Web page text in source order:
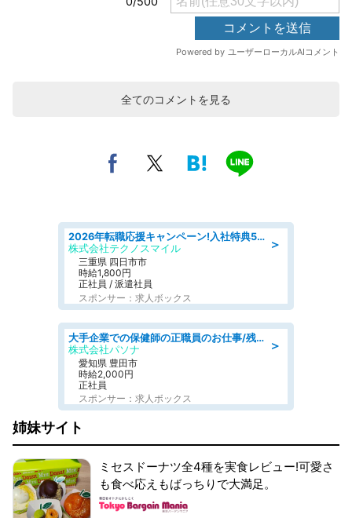
全てのコメントを見る
＞
2026年転職応援キャンペーン!入社特典58万円/デンソーで働こう!自動車工場で小型部品の検査業務 denso aichi
株式会社テクノスマイル
三重県 四日市市
時給1,800円
正社員 / 派遣社員
スポンサー：求人ボックス
＞
大手企業での保健師の正職員のお仕事/残業なし/要資格:保健師
株式会社パソナ
愛知県 豊田市
時給2,000円
正社員
スポンサー：求人ボックス
姉妹サイト
ミセスドーナツ全4種を実食レビュー!可愛さ
も食べ応えもばっちりで大満足。